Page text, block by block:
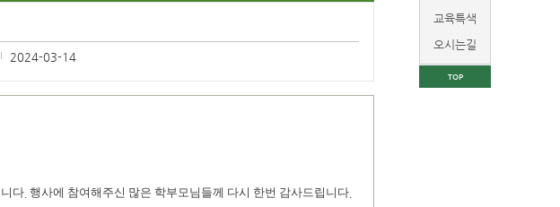
교육특색
오시는길
TOP
2024-03-14
다. 행사에 참여해주신 많은 학부모님들께 다시 한번 감사드립니다.